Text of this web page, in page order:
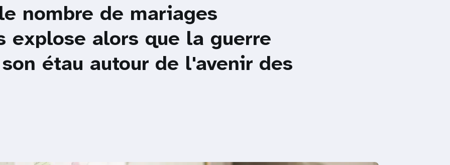
nombre de mariages
explose alors que la guerre
étau autour de l'avenir des